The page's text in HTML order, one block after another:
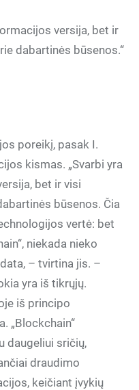
versija, bet ir
dabartinės būsenos.“
poreikį, pasak I.
kismas. „Svarbi yra
bet ir visi
būsenos. Čia
vertė: bet
niekada nieko
– tvirtina jis. –
yra iš tikrųjų.
iš principo
„Blockchain“
daugeliui sričių,
draudimo
keičiant įvykių